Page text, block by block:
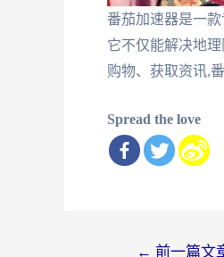
番茄加速器是一
它不仅能解决地
购物、获取资讯,
Spread the love
← 前一篇文